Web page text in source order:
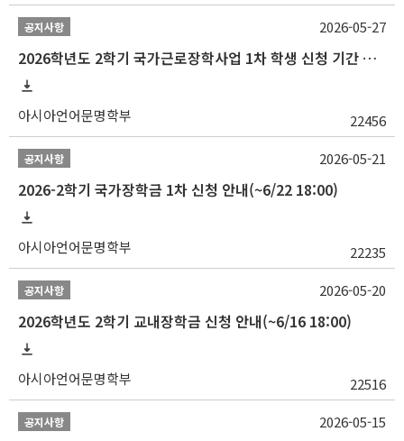
공지사항
2026학년도 2학기 국가근로장학사업 1차 학생 신청 기간 안내
아시아언어문명학부 22456
2026-05-27
공지사항
2026-2학기 국가장학금 1차 신청 안내(~6/22 18:00)
아시아언어문명학부 22235
2026-05-21
공지사항
2026학년도 2학기 교내장학금 신청 안내(~6/16 18:00)
아시아언어문명학부 22516
2026-05-20
공지사항 2026-05-15